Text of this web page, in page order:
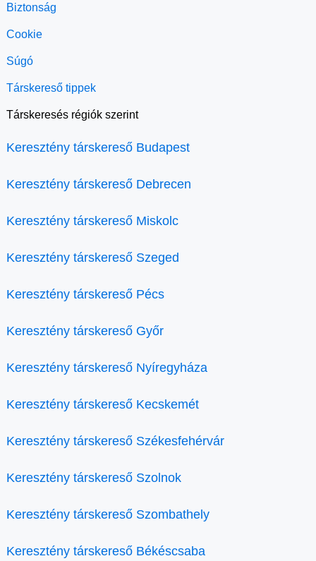
Biztonság
Cookie
Súgó
Társkereső tippek
Társkeresés régiók szerint
Keresztény társkereső Budapest
Keresztény társkereső Debrecen
Keresztény társkereső Miskolc
Keresztény társkereső Szeged
Keresztény társkereső Pécs
Keresztény társkereső Győr
Keresztény társkereső Nyíregyháza
Keresztény társkereső Kecskemét
Keresztény társkereső Székesfehérvár
Keresztény társkereső Szolnok
Keresztény társkereső Szombathely
Keresztény társkereső Békéscsaba